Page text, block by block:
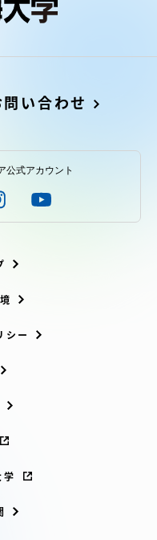
問い合わせ
公式アカウント
シー
学